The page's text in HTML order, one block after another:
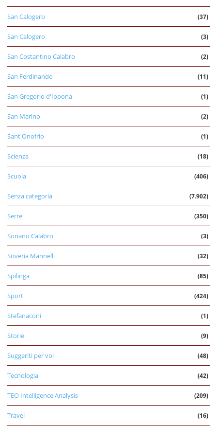
San Calogero (37)
San Calogero (3)
San Costantino Calabro (2)
San Ferdinando (11)
San Gregorio d'Ippona (1)
San Marino (2)
Sant'Onofrio (1)
Scienza (18)
Scuola (406)
Senza categoria (7.902)
Serre (350)
Soriano Calabro (3)
Soveria Mannelli (32)
Spilinga (85)
Sport (424)
Stefanaconi (1)
Storie (9)
Suggeriti per voi (48)
Tecnologia (42)
TEO Intelligence Analysis (209)
Travel (16)